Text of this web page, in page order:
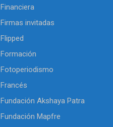
Financiera
Firmas invitadas
Flipped
Formación
Fotoperiodismo
Francés
Fundación Akshaya Patra
Fundación Mapfre